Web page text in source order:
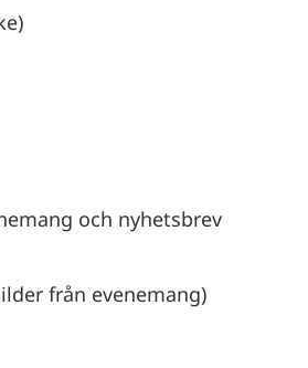
och nyhetsbrev
från evenemang)